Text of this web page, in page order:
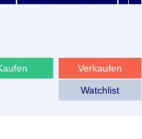
Verkaufen
Watchlist